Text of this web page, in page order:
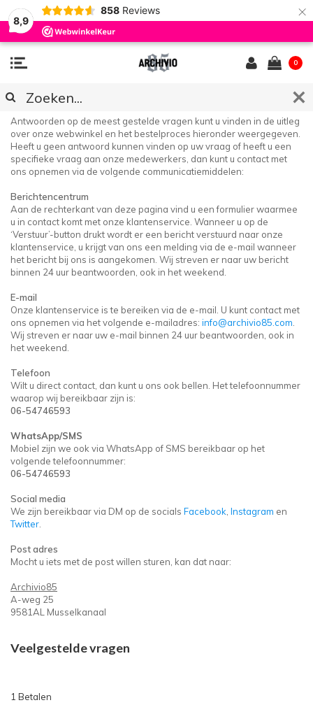
8,9
858 Reviews ×
0
KLANTENSERVICE & FAQ
Antwoorden op de meest gestelde vragen kunt u vinden in de uitleg
over onze webwinkel en het bestelproces hieronder weergegeven.
Heeft u geen antwoord kunnen vinden op uw vraag of heeft u een
specifieke vraag aan onze medewerkers, dan kunt u contact met
ons opnemen via de volgende communicatiemiddelen:
Berichtencentrum
Aan de rechterkant van deze pagina vind u een formulier waarmee
u in contact komt met onze klantenservice. Wanneer u op de
‘Verstuur’-button drukt wordt er een bericht verstuurd naar onze
klantenservice, u krijgt van ons een melding via de e-mail wanneer
het bericht bij ons is aangekomen. Wij streven er naar uw bericht
binnen 24 uur beantwoorden, ook in het weekend.
E-mail
Onze klantenservice is te bereiken via de e-mail. U kunt contact met
ons opnemen via het volgende e-mailadres: info@archivio85.com
Wij streven er naar uw e-mail binnen 24 uur beantwoorden, ook in
het weekend.
Telefoon
Wilt u direct contact, dan kunt u ons ook bellen. Het telefoonnummer
waarop wij bereikbaar zijn is:
06-54746593
WhatsApp/SMS
Mobiel zijn we ook via WhatsApp of SMS bereikbaar op het
volgende telefoonnummer:
06-54746593
Social media
We zijn bereikbaar via DM op de socials Facebook Instagram en
Twitter
Post adres
Mocht u iets met de post willen sturen, kan dat naar:
Archivio85
A-weg 25
9581AL Musselkanaal
Veelgestelde vragen
1 Betalen